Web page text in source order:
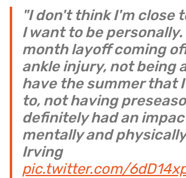
"I don't think I'm close
I want to be
month layoff coming
ankle injury, not being
have the summer that
to, not having
definitely had an
mentally and
Irving
pic.twitter.com/